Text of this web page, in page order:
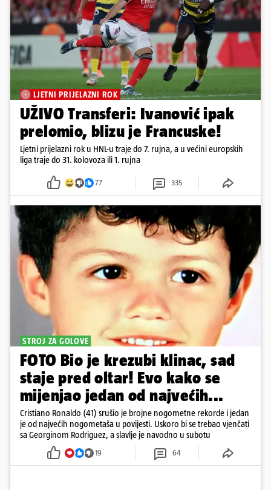
LJETNI PRIJELAZNI ROK
UŽIVO Transferi: Ivanović ipak
prelomio, blizu je Francuske!
Ljetni prijelazni rok u HNL-u traje do 7. rujna, a u većini europskih
liga traje do 31. kolovoza ili 1. rujna
77 335
STROJ ZA GOLOVE
FOTO Bio je krezubi klinac, sad
staje pred oltar! Evo kako se
mijenjao jedan od najvećih...
Cristiano Ronaldo (41) srušio je brojne nogometne rekorde i jedan
je od najvećih nogometaša u povijesti. Uskoro bi se trebao vjenčati
sa Georginom Rodriguez, a slavlje je navodno u subotu
19 64